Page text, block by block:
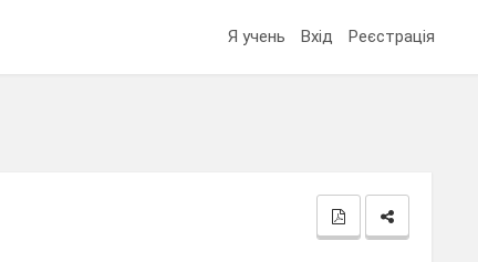
Я учень Вхід Реєстрація